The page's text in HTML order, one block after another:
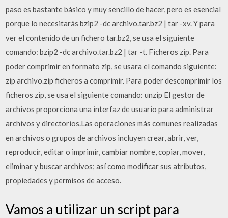
paso es bastante básico y muy sencillo de hacer, pero es esencial
porque lo necesitarás bzip2 -dc archivo.tar.bz2 | tar -xv. Y para
ver el contenido de un fichero tar.bz2, se usa el siguiente
comando: bzip2 -dc archivo.tar.bz2 | tar -t. Ficheros zip. Para
poder comprimir en formato zip, se usara el comando siguiente:
zip archivo.zip ficheros a comprimir. Para poder descomprimir los
ficheros zip, se usa el siguiente comando: unzip El gestor de
archivos proporciona una interfaz de usuario para administrar
archivos y directorios.Las operaciones más comunes realizadas
en archivos o grupos de archivos incluyen crear, abrir, ver,
reproducir, editar o imprimir, cambiar nombre, copiar, mover,
eliminar y buscar archivos; así como modificar sus atributos,
propiedades y permisos de acceso.
Vamos a utilizar un script para